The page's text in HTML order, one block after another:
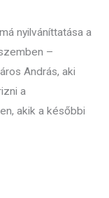
nyilváníttatása a
–
András, aki
a
akik a későbbi